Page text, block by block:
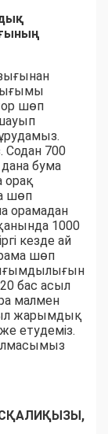
шөп
Содан 700
бума
орақ
шөп
орамадан
1000
кезде ай
шөп
бас асыл
малмен
жарымдық
етудеміз.